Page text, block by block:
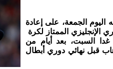
الجمعة، على إعادة
الإنجليزي الممتاز لكرة
غدا السبت، بعد أيام من
في ذهاب قبل نهائي دوري أبطال